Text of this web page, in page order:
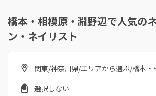
橋本・相模原・淵野辺で人気の
ン・ネイリスト
関東/神奈川県/エリアから選ぶ/橋本・
選択しない